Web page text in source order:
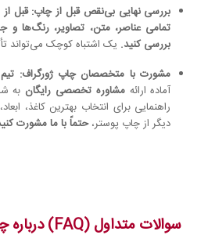
بررسی نهایی بی‌نقص قبل از چاپ: قبل
تمامی عناصر، متن، تصاویر، رنگ‌ها و
بررسی کنید. یک اشتباه کوچک می‌تواند
مشورت با متخصصان چاپ ژورگراف:
آماده ارائهمشاوره تخصصی رایگان به
راهنمایی برای انتخاب بهترین کاغذ،
دیگر از چاپ پوستر،حتماً با ما مشورت
سوالات متداول (FAQ) درباره چاپ پوستر